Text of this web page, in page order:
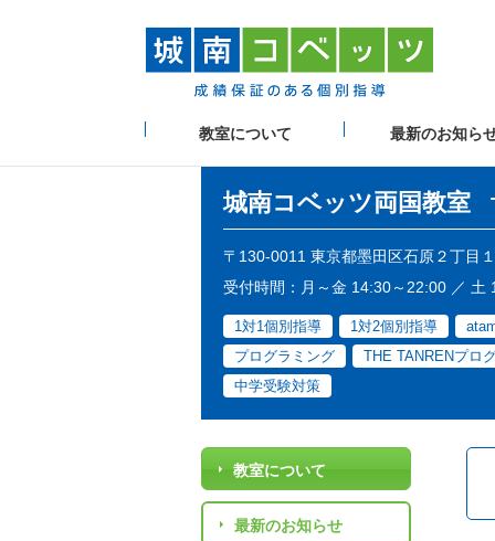
教室について 最新のお知ら
城南コベッツ両国教室
〒130-0011 東京都墨田区石原２丁目
受付時間：月～金 14:30～22:00 ／ 土
1対1個別指導 1対2個別指導
プログラミング
THE TANRENプロ
中学受験対策
教室について
最新のお知らせ